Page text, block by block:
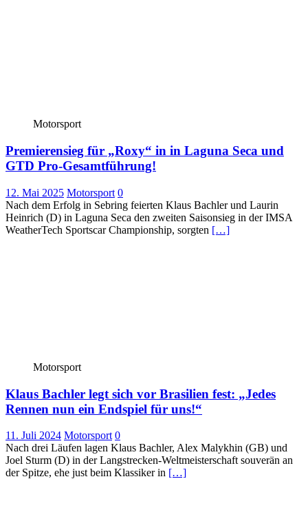
Motorsport
Premierensieg für „Roxy“ in in Laguna Seca und
GTD Pro-Gesamtführung!
12. Mai 2025 Motorsport 0
Nach dem Erfolg in Sebring feierten Klaus Bachler und Laurin
Heinrich (D) in Laguna Seca den zweiten Saisonsieg in der IMSA
WeatherTech Sportscar Championship, sorgten […]
Motorsport
Klaus Bachler legt sich vor Brasilien fest: „Jedes
Rennen nun ein Endspiel für uns!“
11. Juli 2024 Motorsport 0
Nach drei Läufen lagen Klaus Bachler, Alex Malykhin (GB) und
Joel Sturm (D) in der Langstrecken-Weltmeisterschaft souverän an
der Spitze, ehe just beim Klassiker in […]